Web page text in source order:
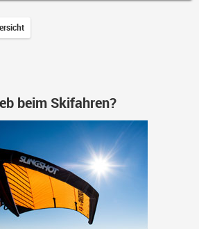
beim Skifahren?